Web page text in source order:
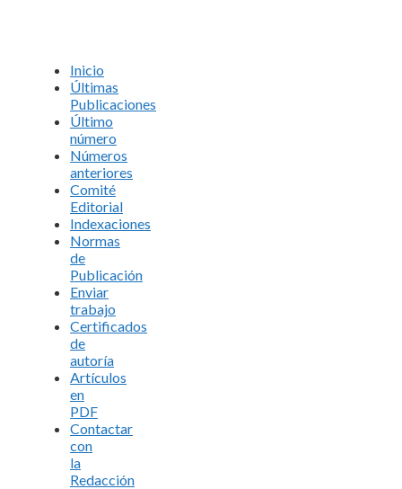
Inicio
Últimas
Publicaciones
Último
número
Números
anteriores
Comité
Editorial
Indexaciones
Normas
de
Publicación
Enviar
trabajo
Certificados
de
autoría
Artículos
en
PDF
Contactar
con
la
Redacción